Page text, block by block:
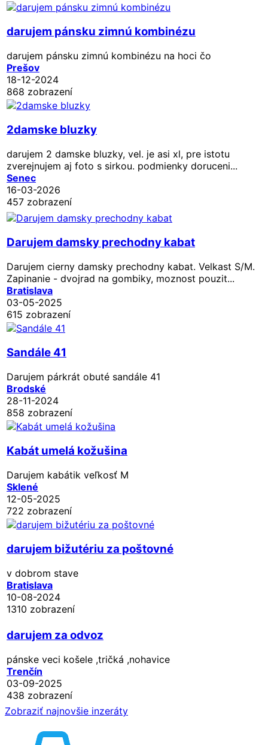
darujem pánsku zimnú kombinézu
darujem pánsku zimnú kombinézu na hoci čo
Prešov
18-12-2024
868 zobrazení
2damske bluzky
darujem 2 damske bluzky, vel. je asi xl, pre istotu
zverejnujem aj foto s sirkou. podmienky doruceni...
Senec
16-03-2026
457 zobrazení
Darujem damsky prechodny kabat
Darujem cierny damsky prechodny kabat. Velkast S/M.
Zapinanie - dvojrad na gombiky, moznost pouzit...
Bratislava
03-05-2025
615 zobrazení
Sandále 41
Darujem párkrát obuté sandále 41
Brodské
28-11-2024
858 zobrazení
Kabát umelá kožušina
Darujem kabátik veľkosť M
Sklené
12-05-2025
722 zobrazení
darujem bižutériu za poštovné
v dobrom stave
Bratislava
10-08-2024
1310 zobrazení
darujem za odvoz
pánske veci košele ,tričká ,nohavice
Trenčín
03-09-2025
438 zobrazení
Zobraziť najnovšie inzeráty